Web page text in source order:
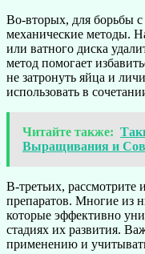
Во-вторых, для борьбы
механические методы.
или ватного диска
метод помогает
не затронуть яйца и
использовать в
Читайте также:
Выращивания и
В-третьих, рассмотрите
препаратов. Многие из
которые эффективно
стадиях их развития.
применению и